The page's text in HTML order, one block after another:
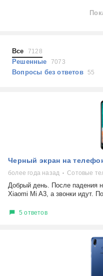
Наушники
Выберите...
не включается
самопроизвольное
выдает ошибку
плохо работает
решение проблемы
Все 7128
Решенные 7073
Вопросы без ответов55
Черный экран на
более года назад Сотовые
Добрый день. После падения
Xiaomi Mi A3, а звонки идут.
5 ответов